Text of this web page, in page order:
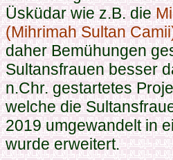
Üsküdar wie z.B. die
(Mihrimah Sultan
daher Bemühungen
Sultansfrauen besser
n.Chr. gestartetes
welche die
2019 umgewandelt in
wurde erweitert.